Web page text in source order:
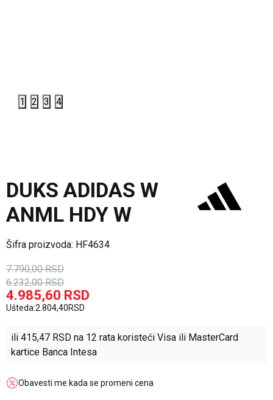
1 2 3 4
DUKS ADIDAS W
ANML HDY W
Šifra proizvoda: HF4634
7.790,00 RSD
6.232,00 RSD
4.985,60 RSD
Ušteda:2.804,40RSD
ili 415,47 RSD na 12 rata koristeći Visa ili MasterCard
kartice Banca Intesa
Obavesti me kada se promeni cena